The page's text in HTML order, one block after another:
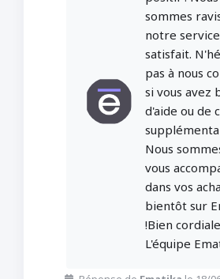
sommes
notre
satisfait.
pas à nous
si vous avez
d'aide ou de
Nous
vous
dans vos
bientôt sur
!Bien
L'équipe